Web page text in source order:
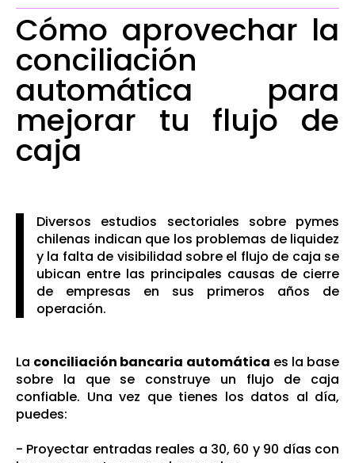
Cómo aprovechar la
conciliación
automática para
mejorar tu flujo de
caja
Diversos estudios sectoriales sobre pymes
chilenas indican que los problemas de liquidez
y la falta de visibilidad sobre el flujo de caja se
ubican entre las principales causas de cierre
de empresas en sus primeros años de
operación.
La conciliación bancaria automática es la base
sobre la que se construye un flujo de caja
confiable. Una vez que tienes los datos al día,
puedes:
- Proyectar entradas reales a 30, 60 y 90 días con